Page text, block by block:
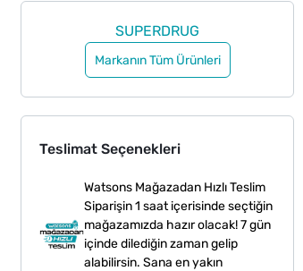
SUPERDRUG
Markanın Tüm Ürünleri
Teslimat Seçenekleri
Watsons Mağazadan Hızlı Teslim
Siparişin 1 saat içerisinde seçtiğin
mağazamızda hazır olacak! 7 gün
içinde dilediğin zaman gelip
alabilirsin. Sana en yakın